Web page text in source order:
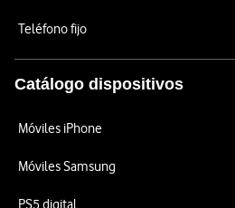
Teléfono fijo
Catálogo dispositivos
Móviles iPhone
Móviles Samsung
PS5 digital